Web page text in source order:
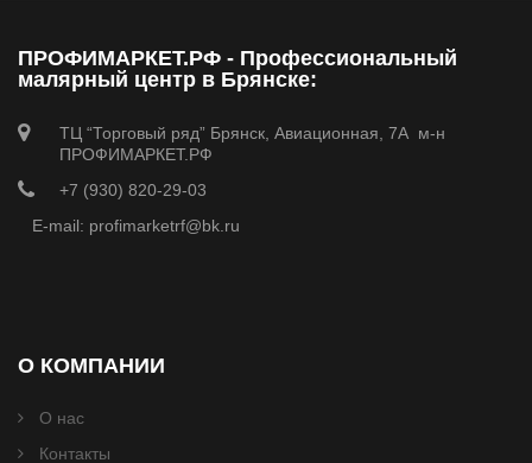
ПРОФИМАРКЕТ.РФ - Профессиональный
малярный центр в Брянске:
ТЦ “Торговый ряд” Брянск, Авиационная, 7А м-н
ПРОФИМАРКЕТ.РФ
+7 (930) 820-29-03
E-mail: profimarketrf@bk.ru
О КОМПАНИИ
О нас
Контакты